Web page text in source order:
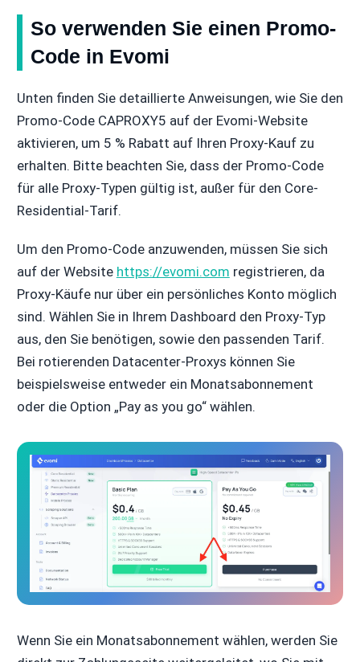
So verwenden Sie einen Promo-
Code in Evomi
Unten finden Sie detaillierte Anweisungen, wie Sie den
Promo-Code CAPROXY5 auf der Evomi-Website
aktivieren, um 5 % Rabatt auf Ihren Proxy-Kauf zu
erhalten. Bitte beachten Sie, dass der Promo-Code
für alle Proxy-Typen gültig ist, außer für den Core-
Residential-Tarif.
Um den Promo-Code anzuwenden, müssen Sie sich
auf der Website https://evomi.com registrieren, da
Proxy-Käufe nur über ein persönliches Konto möglich
sind. Wählen Sie in Ihrem Dashboard den Proxy-Typ
aus, den Sie benötigen, sowie den passenden Tarif.
Bei rotierenden Datacenter-Proxys können Sie
beispielsweise entweder ein Monatsabonnement
oder die Option „Pay as you go“ wählen.
Wenn Sie ein Monatsabonnement wählen, werden Sie